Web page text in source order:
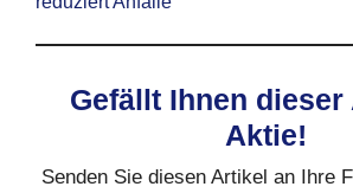
Gefällt Ihnen
Aktie!
Senden Sie diesen Artikel an Ihre